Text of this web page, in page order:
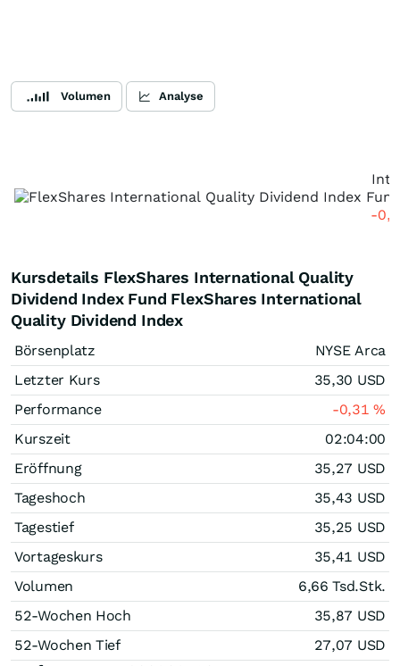
Volumen Analyse
-
Kursdetails FlexShares International Quality
Dividend Index Fund FlexShares International
Quality Dividend Index
Börsenplatz
NYSE Arca
Letzter Kurs
35,30 USD
Performance
-0,31%
Kurszeit
02:04:00
Eröffnung
35,27 USD
Tageshoch
35,43 USD
Tagestief
35,25 USD
Vortageskurs
35,41 USD
Volumen
6,66 Tsd.Stk.
52-Wochen Hoch
35,87 USD
52-Wochen Tief
27,07 USD